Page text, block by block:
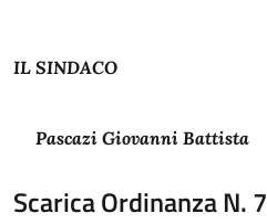
IL SINDACO
Pascazi Giovanni Battista
Scarica Ordinanza N. 7